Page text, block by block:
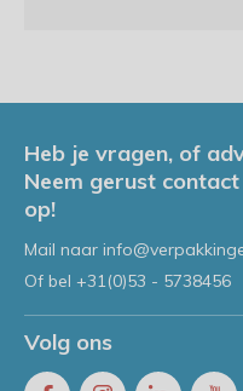
Heb je vragen, of
Neem gerust
op!
Mail naar
Of bel +31(0)53 - 5738456
Volg ons